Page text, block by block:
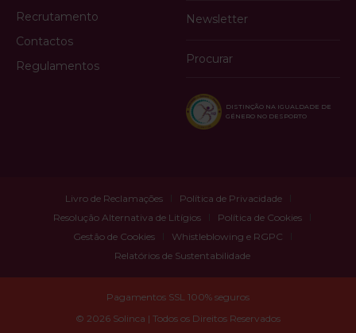
Recrutamento
Contactos
Regulamentos
Newsletter
Procurar
DISTINÇÃO NA IGUALDADE DE
GÉNERO NO DESPORTO
Livro de Reclamações
Política de Privacidade
Resolução Alternativa de Litígios
Política de Cookies
Gestão de Cookies
Whistleblowing e RGPC
Relatórios de Sustentabilidade
© 2026 Solinca | Todos os Direitos Reservados
Pagamentos SSL 100% seguros